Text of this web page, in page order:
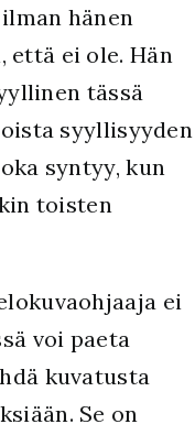
hänen
että ei ole. Hän
tässä
syyllisyyden
syntyy, kun
toisten
ei
voi paeta
kuvatusta
Se on